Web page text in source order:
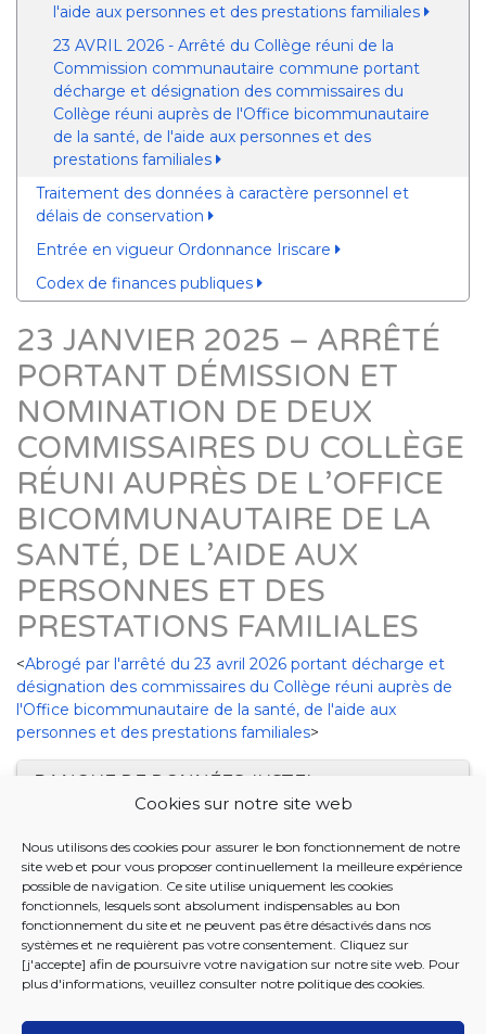
Cookies sur notre site web
Nous utilisons des cookies pour assurer le bon fonctionnement de notre
site web et pour vous proposer continuellement la meilleure expérience
possible de navigation. Ce site utilise uniquement les cookies
fonctionnels, lesquels sont absolument indispensables au bon
fonctionnement du site et ne peuvent pas être désactivés dans nos
systèmes et ne requièrent pas votre consentement. Cliquez sur
[j'accepte] afin de poursuivre votre navigation sur notre site web. Pour
plus d'informations, veuillez consulter notre politique des cookies.
l'aide aux personnes et des prestations familiales
23 AVRIL 2026 - Arrêté du Collège réuni de la
Commission communautaire commune portant
décharge et désignation des commissaires du
Collège réuni auprès de l'Office bicommunautaire
de la santé, de l'aide aux personnes et des
prestations familiales
Traitement des données à caractère personnel et
délais de conservation
Entrée en vigueur Ordonnance Iriscare
Codex de finances publiques
23 JANVIER 2025 – ARRÊTÉ
PORTANT DÉMISSION ET
NOMINATION DE DEUX
COMMISSAIRES DU COLLÈGE
RÉUNI AUPRÈS DE L’OFFICE
BICOMMUNAUTAIRE DE LA
SANTÉ, DE L’AIDE AUX
PERSONNES ET DES
PRESTATIONS FAMILIALES
<Abrogé par l'arrêté du 23 avril 2026 portant décharge et
désignation des commissaires du Collège réuni auprès de
l'Office bicommunautaire de la santé, de l'aide aux
personnes et des prestations familiales>
BANQUE DE DONNÉES JUSTEL
Commission communautaire commune portant
démission et nomination de deux commissaires du
Collège réuni auprès de l'Office bicommunautaire de la
santé, de l'aide aux personnes et des prestations
familiales